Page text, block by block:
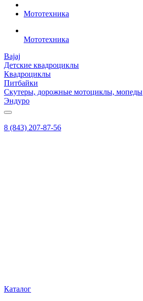
Мототехника
Мототехника
Bajaj
Детские квадроциклы
Квадроциклы
Питбайки
Скутеры, дорожные мотоциклы, мопеды
Эндуро
8 (843) 207-87-56
Каталог